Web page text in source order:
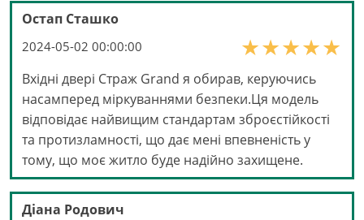
Остап Сташко
2024-05-02 00:00:00
Вхідні двері Страж Grand я обирав, керуючись
насамперед міркуваннями безпеки.Ця модель
відповідає найвищим стандартам зброєстійкості
та протизламності, що дає мені впевненість у
тому, що моє житло буде надійно захищене.
Діана Родович